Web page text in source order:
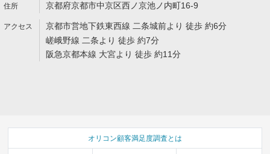
京都府京都市中京区西ノ京池ノ内町16-9
京都市営地下鉄東西線 二条城前より 徒歩 約6分
嵯峨野線 二条より 徒歩 約7分
阪急京都本線 大宮より 徒歩 約11分
オリコン顧客満足度調査とは